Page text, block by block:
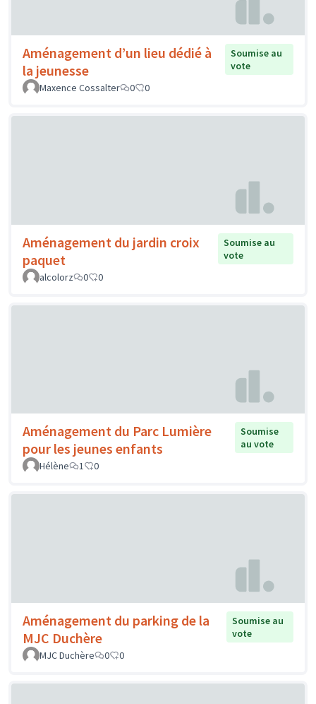
Aménagement d’un lieu dédié à
la jeunesse
Soumise au
vote
Maxence Cossalter
0 0
Aménagement du jardin croix
paquet
Soumise au
vote
alcolorz
0 0
Aménagement du Parc Lumière
pour les jeunes enfants
Soumise
au vote
Hélène
1 0
Aménagement du parking de la
MJC Duchère
Soumise au
vote
MJC Duchère
0 0